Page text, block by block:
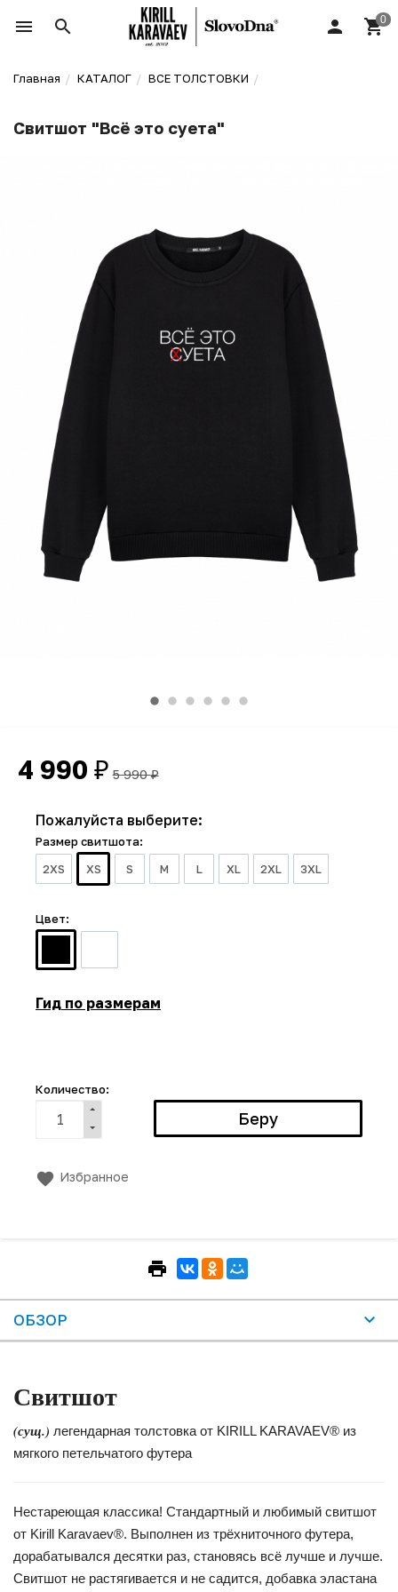
Главная КАТАЛОГ ВСЕ ТОЛСТОВКИ
Свитшот "Всё это суета"
4 990 ₽ 5 990₽
Пожалуйста выберите:
Размер свитшота:
2XS
XS S M L XL 2XL 3XL
Цвет:
Гид по размерам
Количество:
Избранное
ОБЗОР
Свитшот
(сущ.) легендарная толстовка от KIRILL KARAVAEV® из
мягкого петельчатого футера
Нестареющая классика! Стандартный и любимый свитшот
от Kirill Karavaev®. Выполнен из трёхниточного футера,
дорабатывался десятки раз, становясь всё лучше и лучше.
Свитшот не растягивается и не садится, добавка эластана